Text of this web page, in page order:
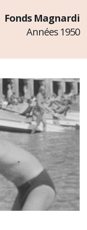
Fonds Magnardi
Années 1950